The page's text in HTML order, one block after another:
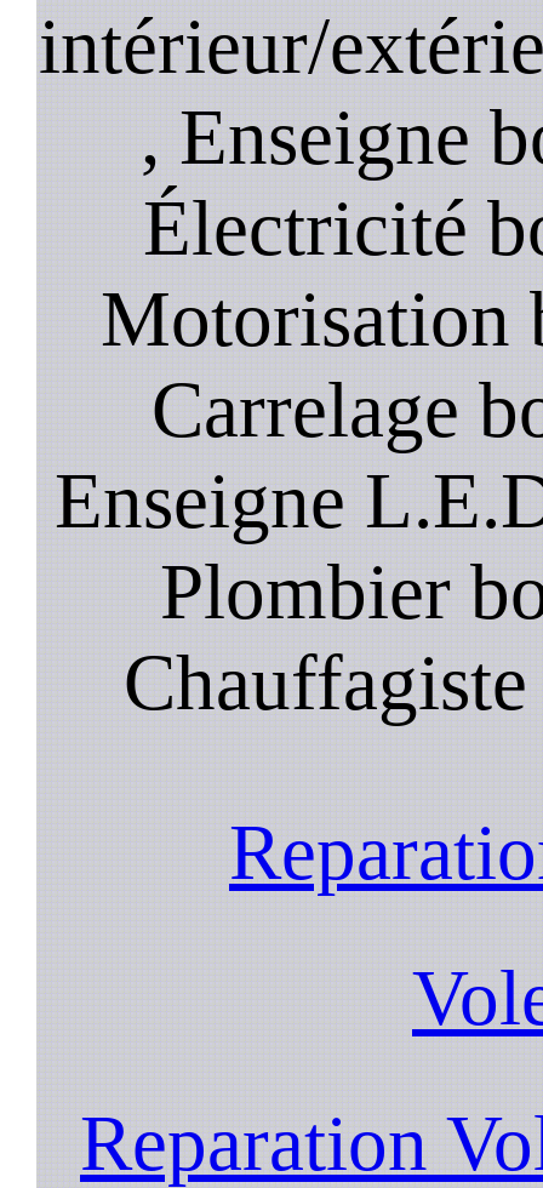
intérieur/
, Enseigne
Électricité
Motorisation
Carrelage
Enseigne
Plombier
Reparation